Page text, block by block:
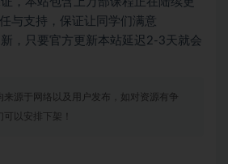
与支持，保证让同学们满意
，只要官方更新本站延迟2-3天就会
来源于网络以及用户发布，如对资源有争
以安排下架！